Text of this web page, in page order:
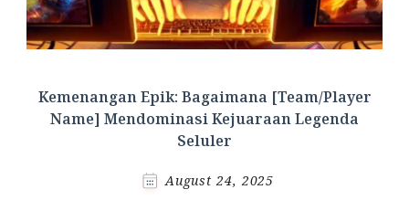
Kemenangan Epik: Bagaimana [Team/Player
Name] Mendominasi Kejuaraan Legenda
Seluler
August 24, 2025